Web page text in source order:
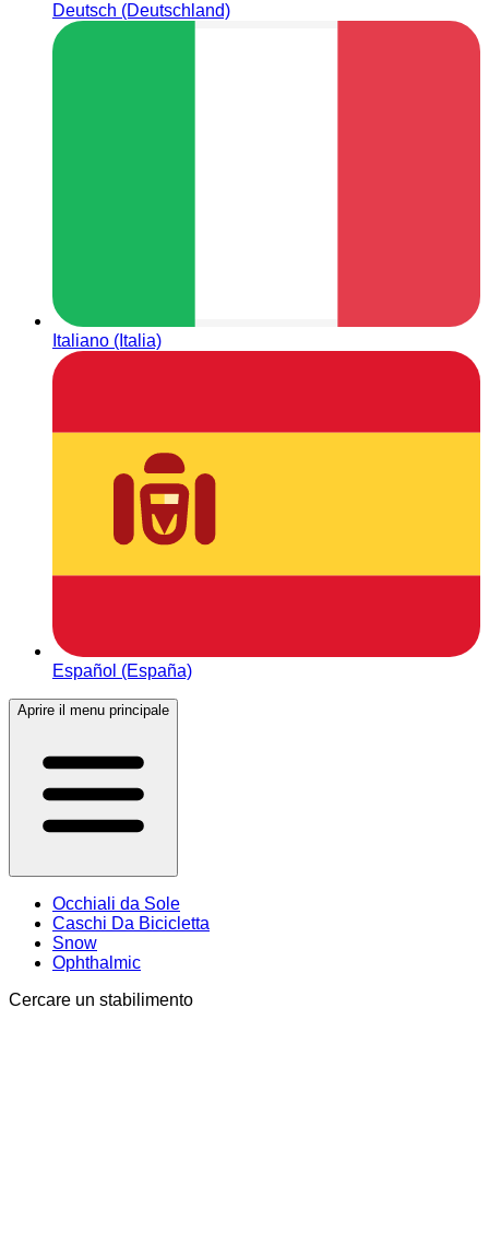
Deutsch (Deutschland)
Italiano (Italia)
Español (España)
Aprire il menu principale
Occhiali da Sole
Caschi Da Bicicletta
Snow
Ophthalmic
Cercare un stabilimento